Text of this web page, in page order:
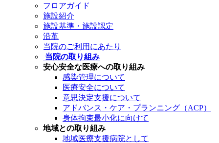
フロアガイド
施設紹介
施設基準・施設認定
沿革
当院のご利用にあたり
当院の取り組み
安心安全な医療への取り組み
感染管理について
医療安全について
意思決定支援について
アドバンス・ケア・プランニング（ACP）
身体拘束最小化に向けて
地域との取り組み
地域医療支援病院として